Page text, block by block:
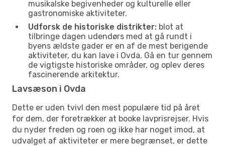
musikalske begivenheder og kulturelle eller
gastronomiske aktiviteter.
Udforsk de historiske distrikter: blot at
tilbringe dagen udendørs med at gå rundt i
byens ældste gader er en af de mest berigende
aktiviteter, du kan lave i Ovda. Gå en tur gennem
de vigtigste historiske områder, og oplev deres
fascinerende arkitektur.
Lavsæson i Ovda
Dette er uden tvivl den mest populære tid på året
for dem, der foretrækker at booke lavprisrejser. Hvis
du nyder freden og roen og ikke har noget imod, at
udvalget af aktiviteter er mere begrænset, er dette